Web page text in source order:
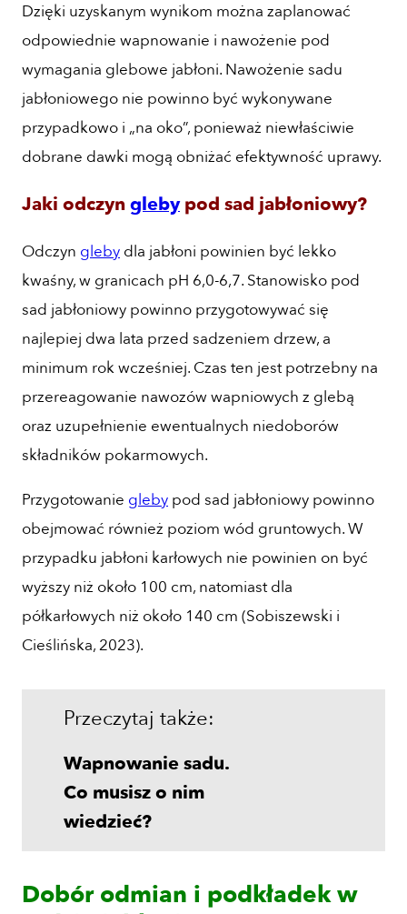
Dzięki uzyskanym wynikom można zaplanować
odpowiednie wapnowanie i nawożenie pod
wymagania glebowe jabłoni. Nawożenie sadu
jabłoniowego nie powinno być wykonywane
przypadkowo i „na oko”, ponieważ niewłaściwie
dobrane dawki mogą obniżać efektywność uprawy.
Jaki odczynglebypod sad jabłoniowy?
Odczyn gleby dla jabłoni powinien być lekko
kwaśny, w granicach pH 6,0-6,7. Stanowisko pod
sad jabłoniowy powinno przygotowywać się
najlepiej dwa lata przed sadzeniem drzew, a
minimum rok wcześniej. Czas ten jest potrzebny na
przereagowanie nawozów wapniowych z glebą
oraz uzupełnienie ewentualnych niedoborów
składników pokarmowych.
Przygotowanie gleby pod sad jabłoniowy powinno
obejmować również poziom wód gruntowych. W
przypadku jabłoni karłowych nie powinien on być
wyższy niż około 100 cm, natomiast dla
półkarłowych niż około 140 cm (Sobiszewski i
Cieślińska, 2023).
Przeczytaj także:
Wapnowanie sadu.
Co musisz o nim
wiedzieć?
Dobór odmian i podkładek w